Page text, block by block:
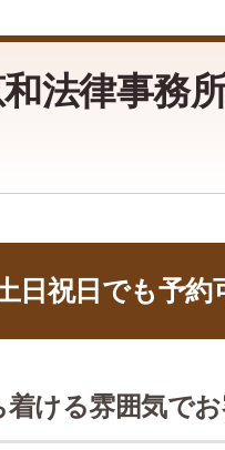
法律事務
日祝日でも予約
着ける雰囲気で